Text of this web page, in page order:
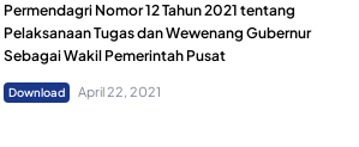
Permendagri Nomor 12 Tahun 2021 tentang
Pelaksanaan Tugas dan Wewenang Gubernur
Sebagai Wakil Pemerintah Pusat
Download April 22, 2021